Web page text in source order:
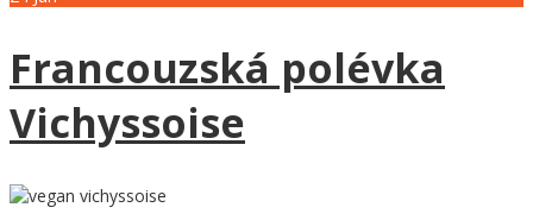
Francouzská polévka
Vichyssoise